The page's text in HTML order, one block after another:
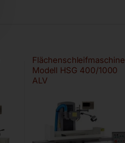
Flächenschleifmaschine
Modell HSG 400/1000
ALV